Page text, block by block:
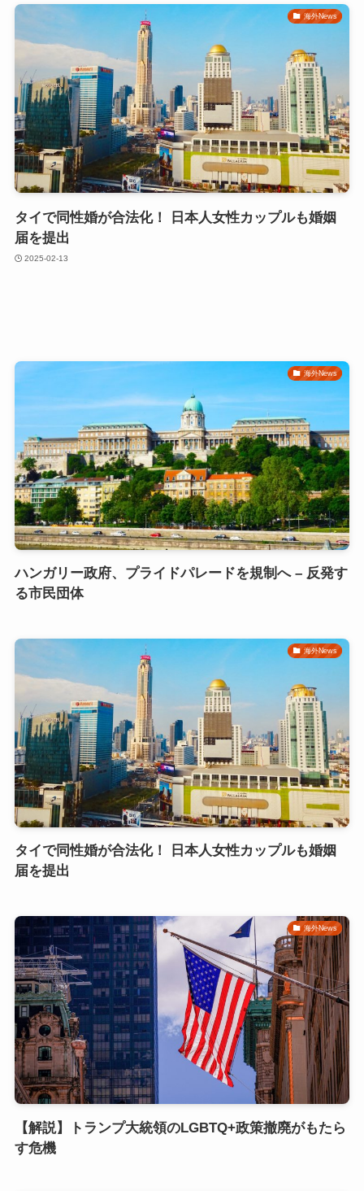
海外News
タイで同性婚が合法化！ 日本人女性カップルも婚姻
届を提出
2025-02-13
海外News
ハンガリー政府、プライドパレードを規制へ – 反発す
る市民団体
海外News
タイで同性婚が合法化！ 日本人女性カップルも婚姻
届を提出
海外News
【解説】トランプ大統領のLGBTQ+政策撤廃がもたら
す危機